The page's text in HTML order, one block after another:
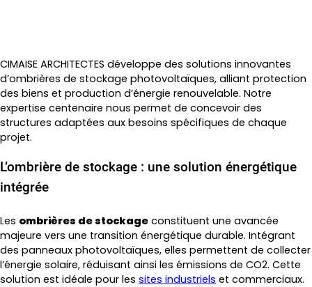
CIMAISE ARCHITECTES développe des solutions innovantes
d’ombrières de stockage photovoltaïques, alliant protection
des biens et production d’énergie renouvelable. Notre
expertise centenaire nous permet de concevoir des
structures adaptées aux besoins spécifiques de chaque
projet.
L’ombrière de stockage : une solution énergétique
intégrée
Les ombrières de stockage constituent une avancée
majeure vers une transition énergétique durable. Intégrant
des panneaux photovoltaïques, elles permettent de collecter
l’énergie solaire, réduisant ainsi les émissions de CO2. Cette
solution est idéale pour les sites industriels et commerciaux.